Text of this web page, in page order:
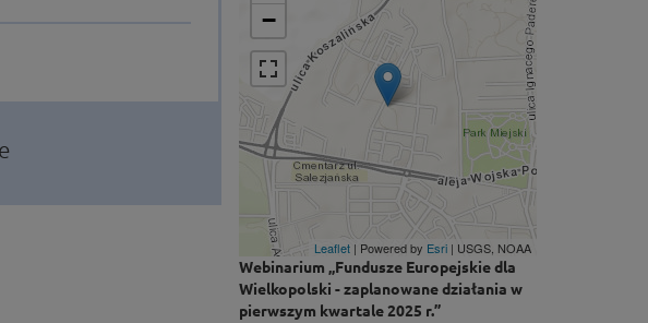
−
Leaflet | Powered by Esri | USGS, NOAA
Webinarium „Fundusze Europejskie dla
Wielkopolski - zaplanowane działania w
pierwszym kwartale 2025 r.”